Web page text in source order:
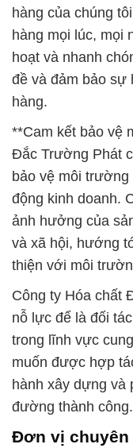
hàng của chúng
hàng mọi lúc, mọi
hoạt và nhanh
đề và đảm bảo sự
hàng.
**Cam kết bảo vệ
Đắc Trường Phát
bảo vệ môi
động kinh doanh.
ảnh hưởng của
và xã hội, hướng
thiện với môi
Công ty Hóa chất
nỗ lực để là đối
trong lĩnh vực
muốn được hợp
hành xây dựng và
đường thành công.
Đơn vị